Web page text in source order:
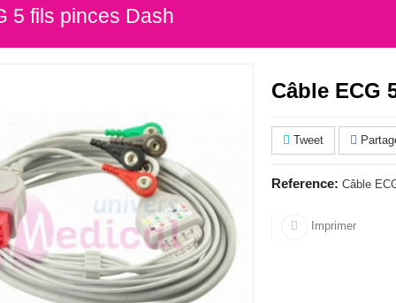
5 fils pinces Dash
Câble ECG
Tweet
Reference: Câble
Imprimer